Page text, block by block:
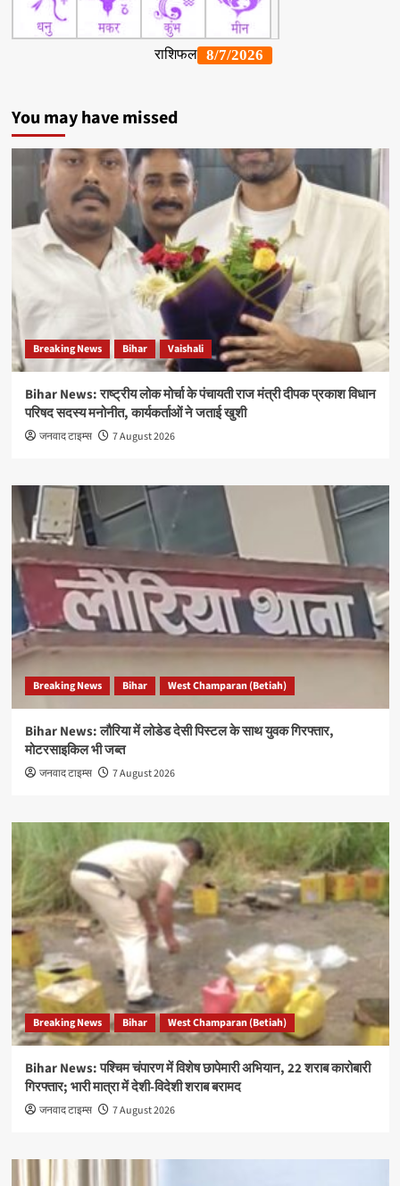
You may have missed
Breaking News Bihar Vaishali
Bihar News: राष्ट्रीय लोक मोर्चा के पंचायती राज मंत्री दीपक प्रकाश विधान
परिषद सदस्य मनोनीत, कार्यकर्ताओं ने जताई खुशी
जनवाद टाइम्स 7 August 2026
Breaking News Bihar West Champaran (Betiah)
Bihar News: लौरिया में लोडेड देसी पिस्टल के साथ युवक गिरफ्तार,
मोटरसाइकिल भी जब्त
जनवाद टाइम्स 7 August 2026
Breaking News Bihar West Champaran (Betiah)
Bihar News: पश्चिम चंपारण में विशेष छापेमारी अभियान, 22 शराब कारोबारी
गिरफ्तार; भारी मात्रा में देशी-विदेशी शराब बरामद
जनवाद टाइम्स 7 August 2026